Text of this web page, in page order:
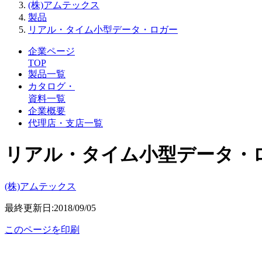
(株)アムテックス
製品
リアル・タイム小型データ・ロガー
企業ページ
TOP
製品一覧
カタログ・
資料一覧
企業概要
代理店・支店一覧
リアル・タイム小型データ・
(株)アムテックス
最終更新日:2018/09/05
このページを印刷